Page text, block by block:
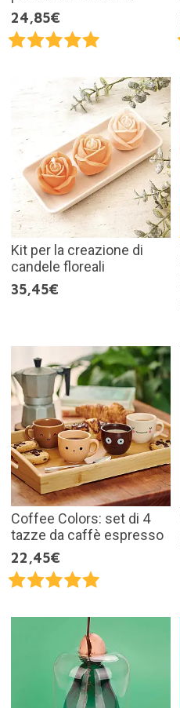
24,85€
Kit per la creazione di
candele floreali
35,45€
Coffee Colors: set di 4
tazze da caffè espresso
22,45€